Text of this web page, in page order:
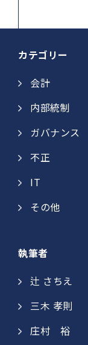
カテゴリー
会計
内部統制
ガバナンス
不正
IT
その他
執筆者
辻 さちえ
三木 孝則
庄村 裕​